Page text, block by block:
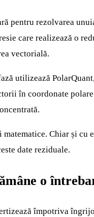
pentru rezolvarea
care realizează o
vectorială.
utilizează
în coordonate
Chiar și
date reziduale.
o
împotriva